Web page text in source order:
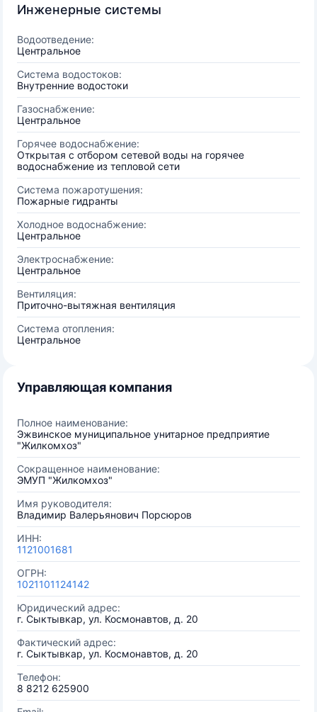
Инженерные системы
Водоотведение:
Центральное
Система водостоков:
Внутренние водостоки
Газоснабжение:
Центральное
Горячее водоснабжение:
Открытая с отбором сетевой воды на горячее
водоснабжение из тепловой сети
Система пожаротушения:
Пожарные гидранты
Холодное водоснабжение:
Центральное
Электроснабжение:
Центральное
Вентиляция:
Приточно-вытяжная вентиляция
Система отопления:
Центральное
Управляющая компания
Полное наименование:
Эжвинское муниципальное унитарное предприятие
"Жилкомхоз"
Сокращенное наименование:
ЭМУП "Жилкомхоз"
Имя руководителя:
Владимир Валерьянович Порсюров
ИНН:
1121001681
ОГРН:
1021101124142
Юридический адрес:
г. Сыктывкар, ул. Космонавтов, д. 20
Фактический адрес:
г. Сыктывкар, ул. Космонавтов, д. 20
Телефон:
8 8212 625900